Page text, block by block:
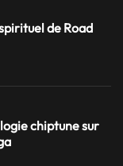
de Road
chiptune sur